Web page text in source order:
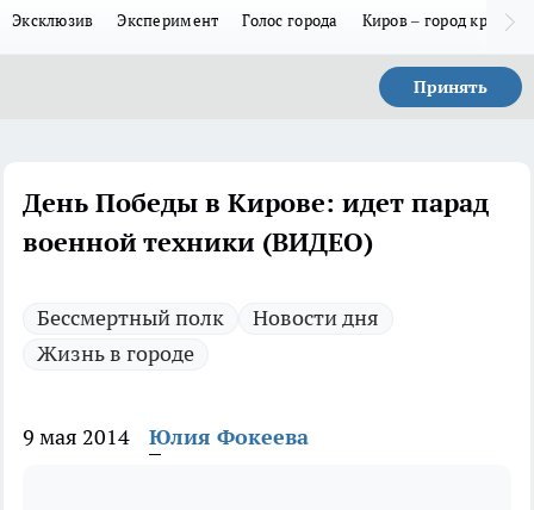
Эксклюзив Эксперимент Голос города Киров – город
Принять
День Победы в Кирове: идет парад
военной техники (ВИДЕО)
Бессмертный полк
Новости дня
Жизнь в городе
9 мая 2014 Юлия Фокеева